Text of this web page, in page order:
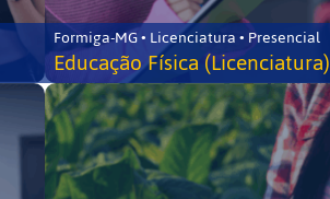
Formiga-MG • Licenciatura • Presencial
Educação Física (Licenciatura)